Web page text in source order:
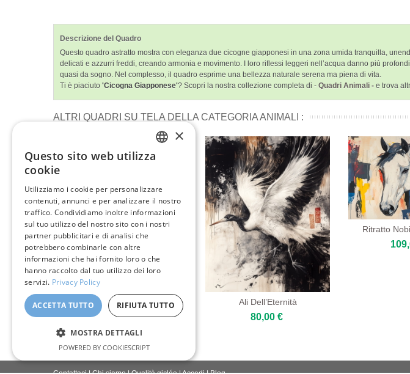
Descrizione del Quadro
Questo quadro astratto mostra con eleganza due cicogne giapponesi in una zona umida tranquilla,
delicati e azzurri freddi, creando armonia e movimento. I loro riflessi leggeri nell’acqua danno più
quasi da sogno. Nel complesso, il quadro esprime una bellezza naturale serena ma piena di vita.
Ti è piaciuto 'Cicogna Giapponese'? Scopri la nostra collezione completa di - Quadri Animali - e trova
ALTRI QUADRI SU TELA DELLA CATEGORIA ANIMALI :
Uccelli Bianchi
80,00 €
Ali Dell’Eternità
80,00 €
Ritratto
GERMAN
FRENCH
×
Questo sito web utilizza
cookie
Utilizziamo i cookie per personalizzare
contenuti, annunci e per analizzare il nostro
traffico. Condividiamo inoltre informazioni
sul tuo utilizzo del nostro sito con i nostri
partner pubblicitari e di analisi che
potrebbero combinarle con altre
informazioni che hai fornito loro o che
hanno raccolto dal tuo utilizzo dei loro
servizi. Privacy Policy
ACCETTA TUTTO RIFIUTA TUTTO
MOSTRA DETTAGLI
POWERED BY COOKIESCRIPT